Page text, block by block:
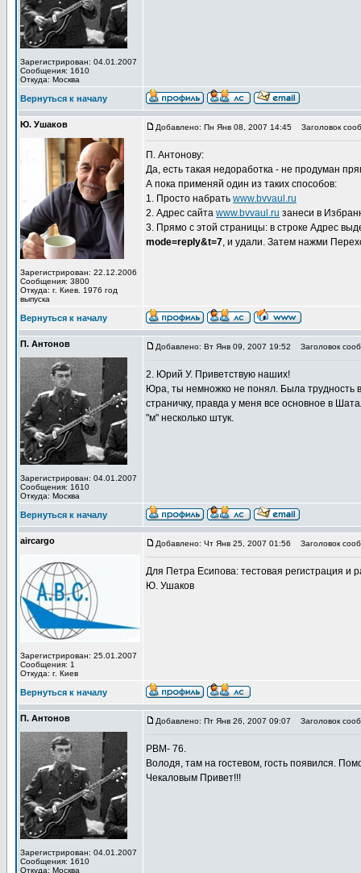
Зарегистрирован: 04.01.2007
Сообщения: 1610
Откуда: Москва
Вернуться к началу
Ю. Ушаков
Зарегистрирован: 22.12.2006
Сообщения: 3800
Откуда: г. Киев. 1976 год
выпуска
Добавлено: Пн Янв 08, 2007 14:45 Заголовок
П. Антонову:
Да, есть такая недоработка - не продуман
А пока применяй один из таких способов:
1. Просто набрать www.bvvaul.ru
2. Адрес сайта www.bvvaul.ru занеси в
3. Прямо с этой страницы: в строке Адрес
mode=reply&t=7, и удали. Затем нажми
Вернуться к началу
П. Антонов
Зарегистрирован: 04.01.2007
Сообщения: 1610
Откуда: Москва
Добавлено: Вт Янв 09, 2007 19:52 Заголовок
2. Юрий У. Приветствую наших!
Юра, ты немножко не понял. Была трудность
страничку, правда у меня все основное в
"м" несколько штук.
Вернуться к началу
aircargo
Зарегистрирован: 25.01.2007
Сообщения: 1
Откуда: г. Киев
Добавлено: Чт Янв 25, 2007 01:56 Заголовок
Для Петра Есипова: тестовая регистрация
Ю. Ушаков
Вернуться к началу
П. Антонов
Зарегистрирован: 04.01.2007
Сообщения: 1610
Откуда: Москва
Добавлено: Пт Янв 26, 2007 09:07 Заголовок
РВМ- 76.
Володя, там на гостевом, гость появился.
Чекаловым Привет!!!